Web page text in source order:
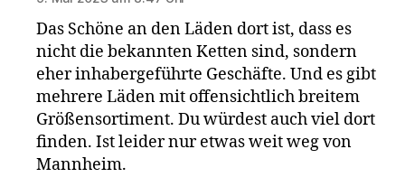
Das Schöne an den Läden dort ist, dass es
nicht die bekannten Ketten sind, sondern
eher inhabergeführte Geschäfte. Und es gibt
mehrere Läden mit offensichtlich breitem
Größensortiment. Du würdest auch viel dort
finden. Ist leider nur etwas weit weg von
Mannheim.